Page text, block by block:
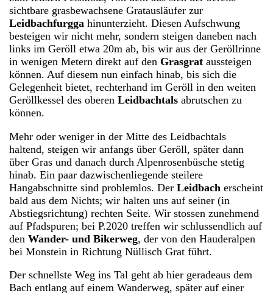
sichtbare grasbewachsene Gratausläufer zur
Leidbachfurgga hinunterzieht. Diesen Aufschwung
besteigen wir nicht mehr, sondern steigen daneben nach
links im Geröll etwa 20m ab, bis wir aus der Geröllrinne
in wenigen Metern direkt auf den Grasgrat aussteigen
können. Auf diesem nun einfach hinab, bis sich die
Gelegenheit bietet, rechterhand im Geröll in den weiten
Geröllkessel des oberenLeidbachtals abrutschen zu
können.
Mehr oder weniger in der Mitte des Leidbachtals
haltend, steigen wir anfangs über Geröll, später dann
über Gras und danach durch Alpenrosenbüsche stetig
hinab. Ein paar dazwischenliegende steilere
Hangabschnitte sind problemlos. DerLeidbach erscheint
bald aus dem Nichts; wir halten uns auf seiner (in
Abstiegsrichtung) rechten Seite. Wir stossen zunehmend
auf Pfadspuren; bei P.2020 treffen wir schlussendlich auf
denWander- und Bikerweg, der von den Hauderalpen
bei Monstein in Richtung Nüllisch Grat führt.
Der schnellste Weg ins Tal geht ab hier geradeaus dem
Bach entlang auf einem Wanderweg, später auf einer